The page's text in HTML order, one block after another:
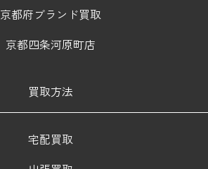
京都府ブランド買取
京都四条河原町店
買取方法
宅配買取